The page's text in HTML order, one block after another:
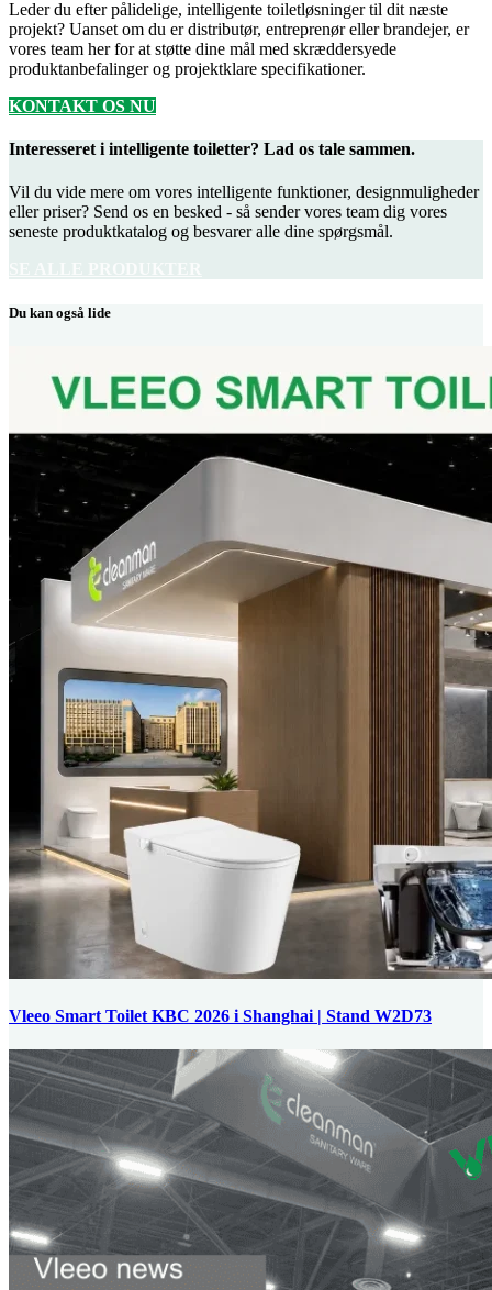
Leder du efter pålidelige, intelligente toiletløsninger til dit næste
projekt? Uanset om du er distributør, entreprenør eller brandejer, er
vores team her for at støtte dine mål med skræddersyede
produktanbefalinger og projektklare specifikationer.
KONTAKT OS NU
Interesseret i intelligente toiletter? Lad os tale sammen.
Vil du vide mere om vores intelligente funktioner, designmuligheder
eller priser? Send os en besked - så sender vores team dig vores
seneste produktkatalog og besvarer alle dine spørgsmål.
Du kan også lide
Vleeo Smart Toilet KBC 2026 i Shanghai | Stand W2D73